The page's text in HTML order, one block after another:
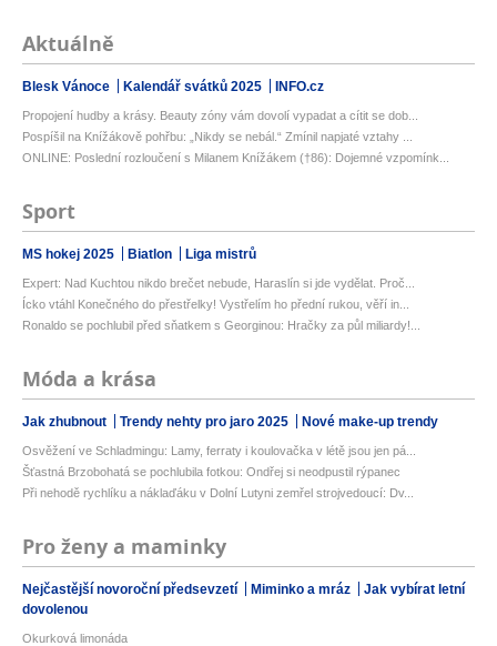
Aktuálně
Blesk Vánoce Kalendář svátků 2025 INFO.cz
Propojení hudby a krásy. Beauty zóny vám dovolí vypadat a cítit se dob...
Pospíšil na Knížákově pohřbu: „Nikdy se nebál.“ Zmínil napjaté vztahy ...
ONLINE: Poslední rozloučení s Milanem Knížákem (†86): Dojemné vzpomínk...
Sport
MS hokej 2025 Biatlon Liga mistrů
Expert: Nad Kuchtou nikdo brečet nebude, Haraslín si jde vydělat. Proč...
Ícko vtáhl Konečného do přestřelky! Vystřelím ho přední rukou, věří in...
Ronaldo se pochlubil před sňatkem s Georginou: Hračky za půl miliardy!...
Móda a krása
Jak zhubnout Trendy nehty pro jaro 2025 Nové make-up trendy
Osvěžení ve Schladmingu: Lamy, ferraty i koulovačka v létě jsou jen pá...
Šťastná Brzobohatá se pochlubila fotkou: Ondřej si neodpustil rýpanec
Při nehodě rychlíku a náklaďáku v Dolní Lutyni zemřel strojvedoucí: Dv...
Pro ženy a maminky
Nejčastější novoroční předsevzetí Miminko a mráz
Jak vybírat letní
dovolenou
Okurková limonáda